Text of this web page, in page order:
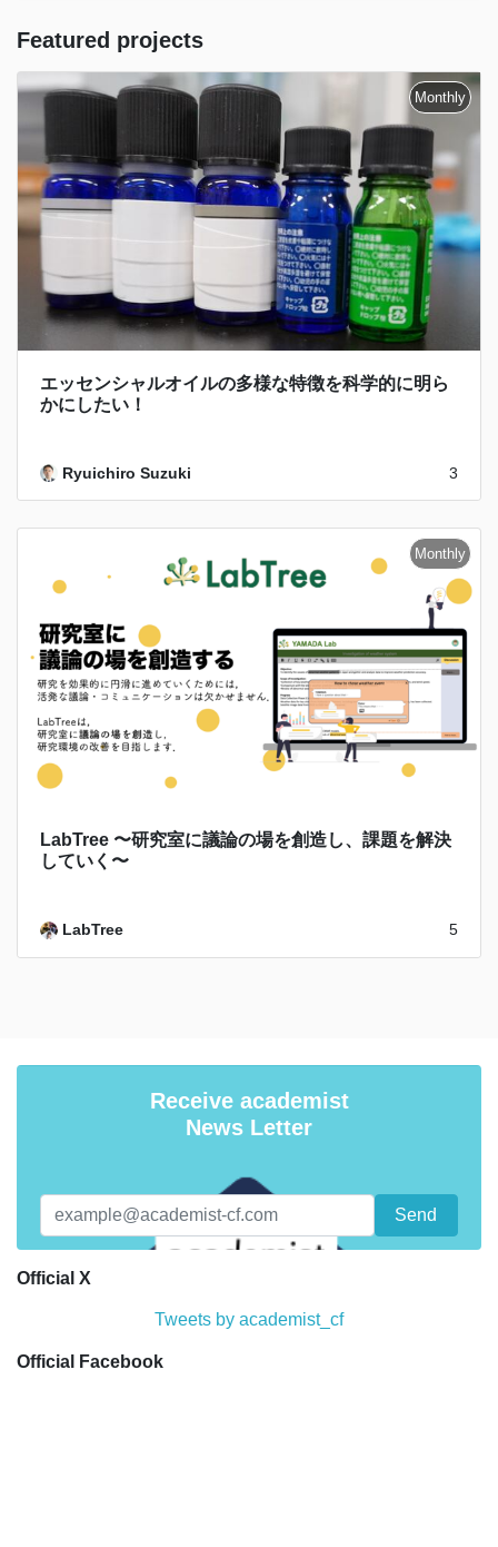
Featured projects
エッセンシャルオイルの多様な特徴を科学的に明ら
かにしたい！
Ryuichiro Suzuki 3
LabTree 〜研究室に議論の場を創造し、課題を解決
していく〜
LabTree 5
Receive academist
News Letter
Official X
Tweets by academist_cf
Official Facebook